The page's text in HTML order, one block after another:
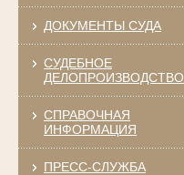
ДОКУМЕНТЫ СУДА
СУДЕБНОЕ
ДЕЛОПРОИЗВОДСТВО
СПРАВОЧНАЯ
ИНФОРМАЦИЯ
ПРЕСС-СЛУЖБА